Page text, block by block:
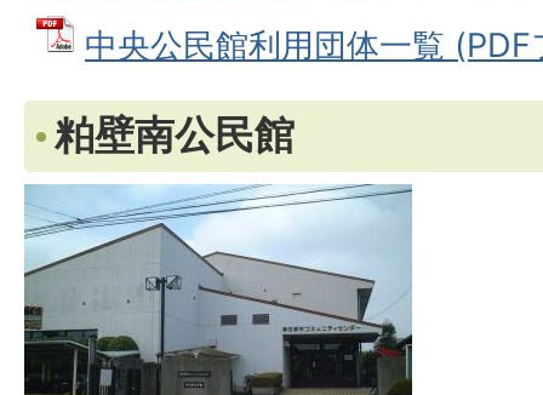
中央公民館利用団体一覧
粕壁南公民館